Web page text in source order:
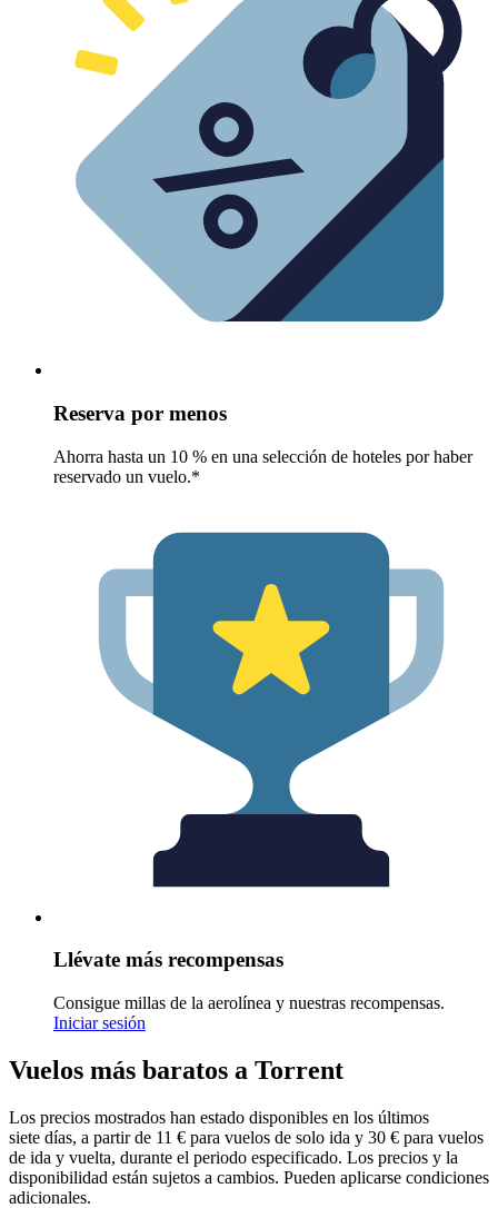
Reserva por menos
Ahorra hasta un 10 % en una selección de hoteles por haber
reservado un vuelo.*
Llévate más recompensas
Consigue millas de la aerolínea y nuestras recompensas.
Iniciar sesión
Vuelos más baratos a Torrent
Los precios mostrados han estado disponibles en los últimos
siete días, a partir de 11 € para vuelos de solo ida y 30 € para vuelos
de ida y vuelta, durante el periodo especificado. Los precios y la
disponibilidad están sujetos a cambios. Pueden aplicarse condiciones
adicionales.